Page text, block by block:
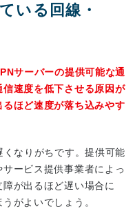
いる回線・
サーバーの提供可能な通
速度を低下させる原因が
ほど速度が落ち込みやす
なりがちです。提供可能
ービス提供事業者によっ
が出るほど遅い場合に
がよいでしょう。